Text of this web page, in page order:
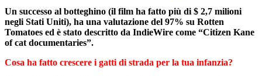
Un successo al botteghino (il film ha fatto più di $ 2,7 milioni
negli Stati Uniti), ha una valutazione del 97% su Rotten
Tomatoes ed è stato descritto da IndieWire come “Citizen Kane
of cat documentaries”.
Cosa ha fatto crescere i gatti di strada per la tua infanzia?